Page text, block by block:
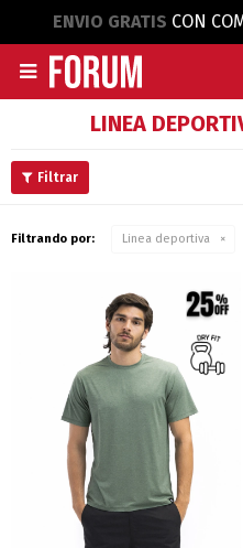
ENVIO GRATIS CON

LINEA
Filtrando por: Linea deportiva